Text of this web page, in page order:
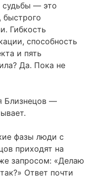
— это
быстрого
Гибкость
способность
и пять
Да. Пока не
Близнецов —
фазы люди с
приходят на
запросом: «Делаю
Ответ почти